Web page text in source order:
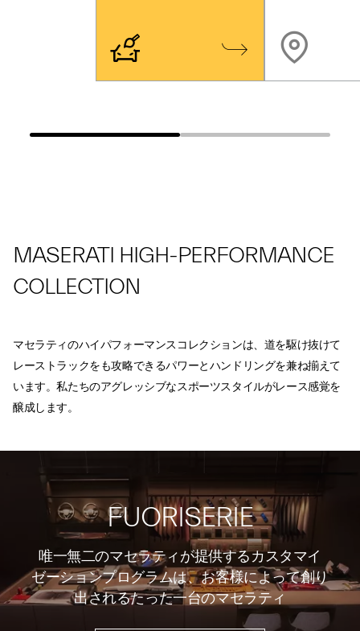
MASERATI HIGH-PERFORMANCE
COLLECTION
マセラティのハイパフォーマンスコレクションは、道を駆け抜けて
レーストラックをも攻略できるパワーとハンドリングを兼ね揃えて
います。私たちのアグレッシブなスポーツスタイルがレース感覚を
醸成します。
FUORISERIE
唯一無二のマセラティが提供するカスタマイ
ゼーションプログラムは、お客様によって創り
出されるたった一台のマセラティ